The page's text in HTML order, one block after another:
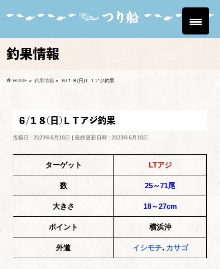
釣果情報
HOME » 釣果情報 » ６/１８(日)ＬＴアジ釣果
６/１８(日)ＬＴアジ釣果
投稿日 : 2023年6月18日 最終更新日時 : 2023年6月18日
ターゲット LTアジ
数 25～71尾
大きさ 18～27cm
ポイント 横浜沖
外道 イシモチ､ カサゴ